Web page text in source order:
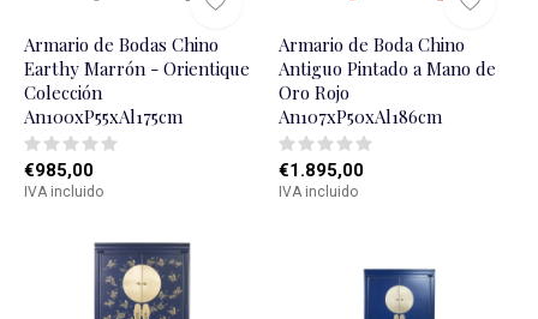
Armario de Bodas Chino
Earthy Marrón - Orientique
Colección
An100xP55xAl175cm
€985,00
IVA incluido
Armario de Boda Chino
Antiguo Pintado a Mano de
Oro Rojo
An107xP50xAl186cm
€1.895,00
IVA incluido